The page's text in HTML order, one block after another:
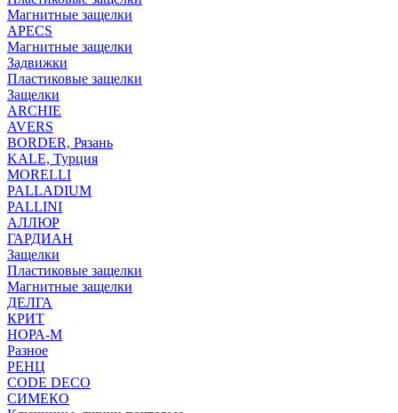
Магнитные защелки
APECS
Магнитные защелки
Задвижки
Пластиковые защелки
Защелки
ARCHIE
AVERS
BORDER, Рязань
KALE, Турция
MORELLI
PALLADIUM
PALLINI
АЛЛЮР
ГАРДИАН
Защелки
Пластиковые защелки
Магнитные защелки
ДЕЛГА
КРИТ
НОРА-М
Разное
РЕНЦ
СODE DECO
СИМЕКО